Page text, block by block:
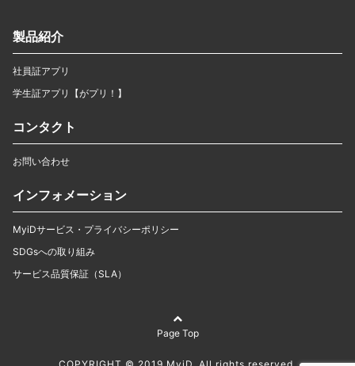
製品紹介
社員証アプリ
学生証アプリ【がプリ！】
コンタクト
お問い合わせ
インフォメーション
MyiDサービス・プライバシーポリシー
SDGsへの取り組み
サービス品質保証（SLA）
Page Top